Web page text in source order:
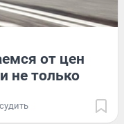
от цен
не только